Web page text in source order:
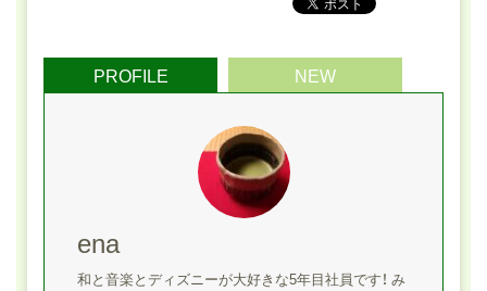
PROFILE NEW
ena
和と音楽とディズニーが大好きな5年目社員です！ み